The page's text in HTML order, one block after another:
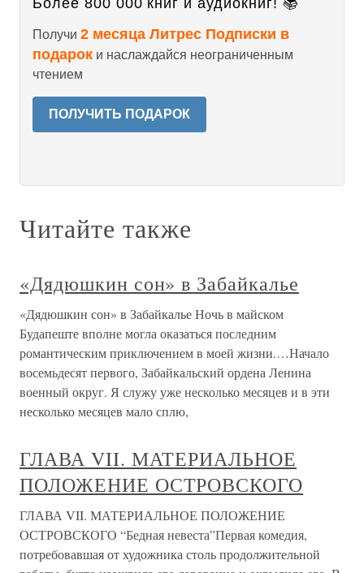
Более 800 000 книг и аудиокниг! 📚
Получи 2 месяца Литрес Подписки в
подарок и наслаждайся неограниченным
чтением
ПОЛУЧИТЬ ПОДАРОК
Читайте также
«Дядюшкин сон» в Забайкалье
«Дядюшкин сон» в Забайкалье Ночь в майском
Будапеште вполне могла оказаться последним
романтическим приключением в моей жизни.…Начало
восемьдесят первого, Забайкальский ордена Ленина
военный округ. Я служу уже несколько месяцев и в эти
несколько месяцев мало сплю,
ГЛАВА VII. МАТЕРИАЛЬНОЕ
ПОЛОЖЕНИЕ ОСТРОВСКОГО
ГЛАВА VII. МАТЕРИАЛЬНОЕ ПОЛОЖЕНИЕ
ОСТРОВСКОГО “Бедная невеста”Первая комедия,
потребовавшая от художника столь продолжительной